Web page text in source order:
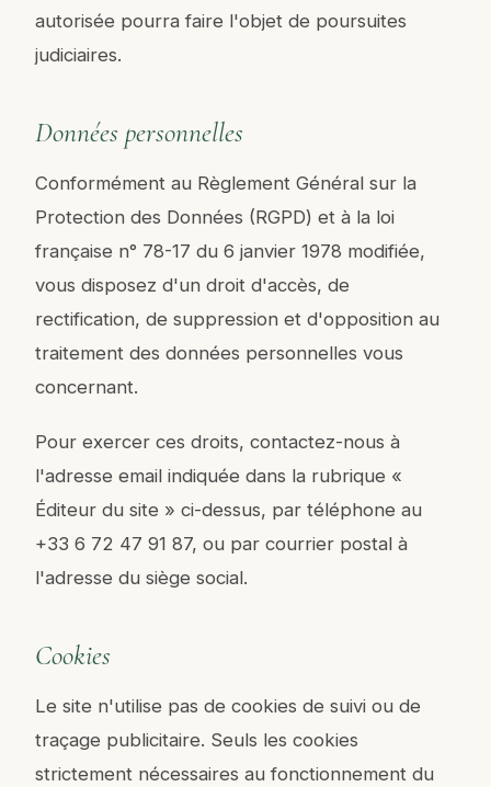
autorisée pourra faire l'objet de poursuites
judiciaires.
Données personnelles
Conformément au Règlement Général sur la
Protection des Données (RGPD) et à la loi
française n° 78-17 du 6 janvier 1978 modifiée,
vous disposez d'un droit d'accès, de
rectification, de suppression et d'opposition au
traitement des données personnelles vous
concernant.
Pour exercer ces droits, contactez-nous à
l'adresse email indiquée dans la rubrique «
Éditeur du site » ci-dessus, par téléphone au
+33 6 72 47 91 87, ou par courrier postal à
l'adresse du siège social.
Cookies
Le site n'utilise pas de cookies de suivi ou de
traçage publicitaire. Seuls les cookies
strictement nécessaires au fonctionnement du